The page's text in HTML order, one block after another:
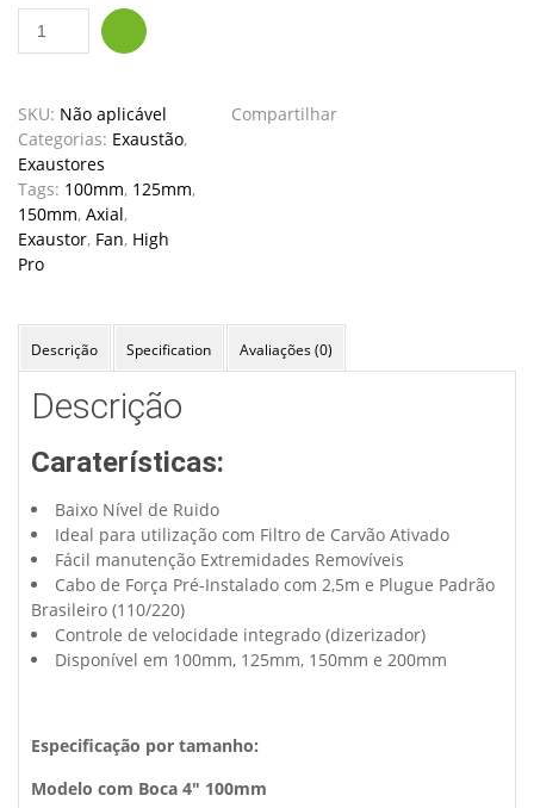
Exaustor
Inline
Vivosun
100mm-
125mm
-
150mm
-
220V
quantidade
Adicionar ao carrinho
SKU: Não aplicável
Categorias: Exaustão,
Exaustores
Tags: 100mm, 125mm,
150mm, Axial,
Exaustor, Fan, High
Pro
Compartilhar
Descrição Specification Avaliações (0)
Descrição
Caraterísticas:
Baixo Nível de Ruido
Ideal para utilização com Filtro de Carvão Ativado
Fácil manutenção Extremidades Removíveis
Cabo de Força Pré-Instalado com 2,5m e Plugue Padrão
Brasileiro (110/220)
Controle de velocidade integrado (dizerizador)
Disponível em 100mm, 125mm, 150mm e 200mm
Especificação por tamanho:
Modelo com Boca 4″ 100mm